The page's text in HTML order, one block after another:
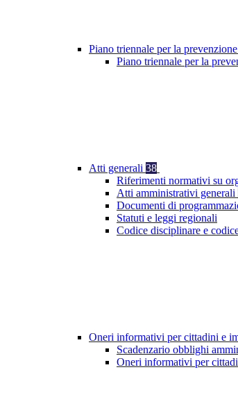
Piano triennale per la
Piano triennale per la
Atti generali 38
Riferimenti normativi su
Atti amministrativi generali
Documenti di
Statuti e leggi regionali
Codice disciplinare e
Oneri informativi per cittadini e
Scadenzario obblighi
Oneri informativi per